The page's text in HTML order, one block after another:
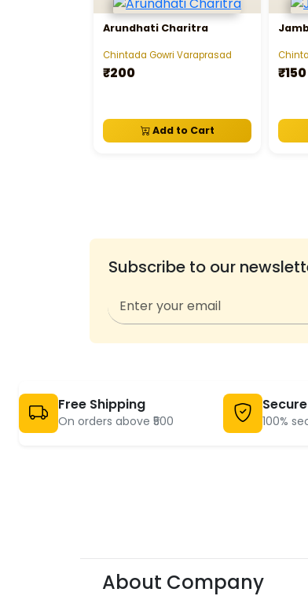
Arundhati Charitra
Chintada Gowri Varaprasad
₹200
Add to Cart
₹150
Subscribe to our
Free Shipping
On orders above ₹500 100%
About Company